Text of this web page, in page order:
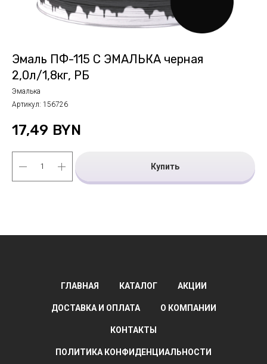
Эмаль ПФ-115 С ЭМАЛЬКА черная
2,0л/1,8кг, РБ
Эмалька
Артикул: 156726
17,49 BYN
Купить
ГЛАВНАЯ КАТАЛОГ АКЦИИ
ДОСТАВКА И ОПЛАТА О КОМПАНИИ
КОНТАКТЫ
ПОЛИТИКА КОНФИДЕНЦИАЛЬНОСТИ